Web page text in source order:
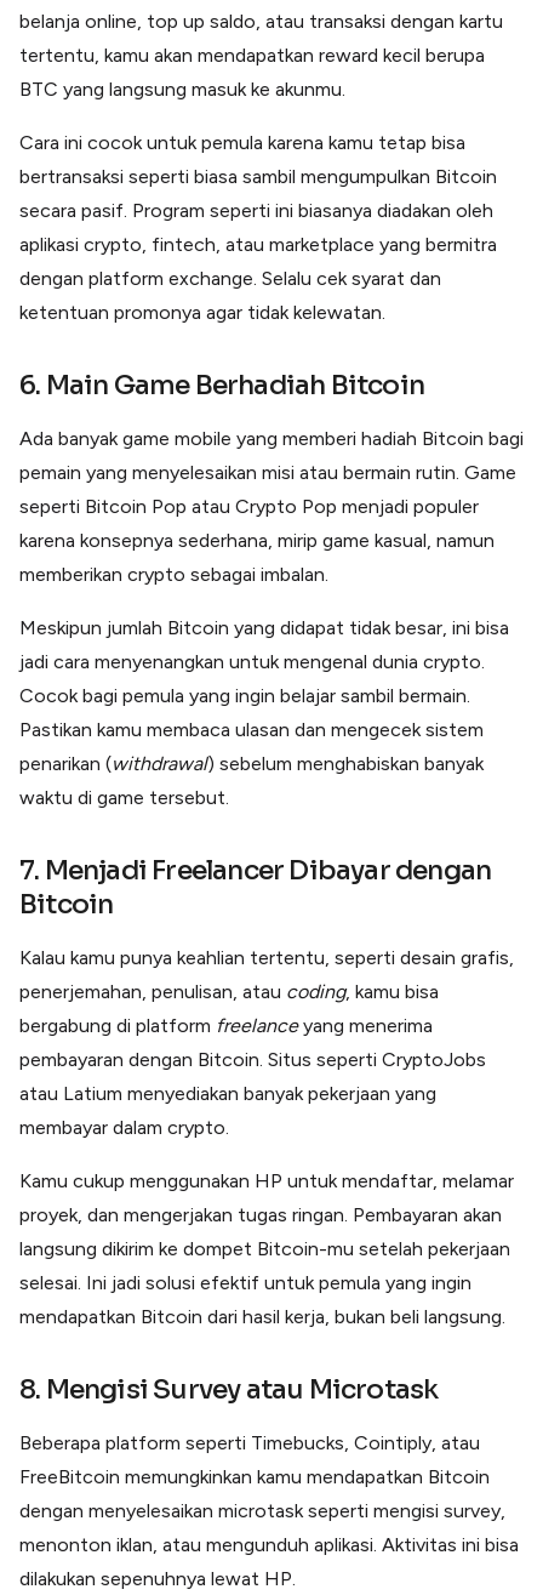
belanja online, top up saldo, atau transaksi dengan kartu
tertentu, kamu akan mendapatkan reward kecil berupa
BTC yang langsung masuk ke akunmu.
Cara ini cocok untuk pemula karena kamu tetap bisa
bertransaksi seperti biasa sambil mengumpulkan Bitcoin
secara pasif. Program seperti ini biasanya diadakan oleh
aplikasi crypto, fintech, atau marketplace yang bermitra
dengan platform exchange. Selalu cek syarat dan
ketentuan promonya agar tidak kelewatan.
6. Main Game Berhadiah Bitcoin
Ada banyak game mobile yang memberi hadiah Bitcoin bagi
pemain yang menyelesaikan misi atau bermain rutin. Game
seperti Bitcoin Pop atau Crypto Pop menjadi populer
karena konsepnya sederhana, mirip game kasual, namun
memberikan crypto sebagai imbalan.
Meskipun jumlah Bitcoin yang didapat tidak besar, ini bisa
jadi cara menyenangkan untuk mengenal dunia crypto.
Cocok bagi pemula yang ingin belajar sambil bermain.
Pastikan kamu membaca ulasan dan mengecek sistem
penarikan (withdrawal) sebelum menghabiskan banyak
waktu di game tersebut.
7. Menjadi Freelancer Dibayar dengan
Bitcoin
Kalau kamu punya keahlian tertentu, seperti desain grafis,
penerjemahan, penulisan, atau coding, kamu bisa
bergabung di platform freelanceyang menerima
pembayaran dengan Bitcoin. Situs seperti CryptoJobs
atau Latium menyediakan banyak pekerjaan yang
membayar dalam crypto.
Kamu cukup menggunakan HP untuk mendaftar, melamar
proyek, dan mengerjakan tugas ringan. Pembayaran akan
langsung dikirim ke dompet Bitcoin-mu setelah pekerjaan
selesai. Ini jadi solusi efektif untuk pemula yang ingin
mendapatkan Bitcoin dari hasil kerja, bukan beli langsung.
8. Mengisi Survey atau Microtask
Beberapa platform seperti Timebucks, Cointiply, atau
FreeBitcoin memungkinkan kamu mendapatkan Bitcoin
dengan menyelesaikan microtask seperti mengisi survey,
menonton iklan, atau mengunduh aplikasi. Aktivitas ini bisa
dilakukan sepenuhnya lewat HP.